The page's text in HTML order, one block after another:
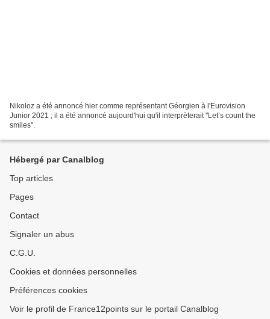
Nikoloz a été annoncé hier comme représentant Géorgien à l'Eurovision
Junior 2021 ; il a été annoncé aujourd'hui qu'il interprèterait "Let’s count the
smiles".
Hébergé par Canalblog
Top articles
Pages
Contact
Signaler un abus
C.G.U.
Cookies et données personnelles
Préférences cookies
Voir le profil de France12points sur le portail Canalblog